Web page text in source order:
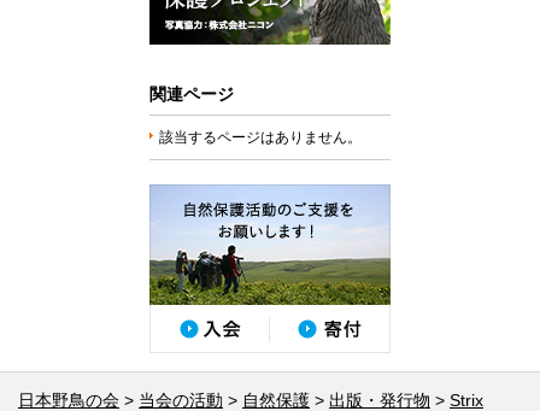
関連ページ
該当するページはありません。
日本野鳥の会 当会の活動 自然保護 出版・発行物
Strix